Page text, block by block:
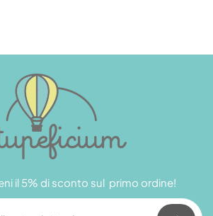
il 5% di sconto sul primo ordine!